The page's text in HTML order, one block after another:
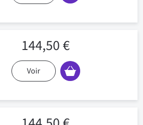
144,50 €
Voir